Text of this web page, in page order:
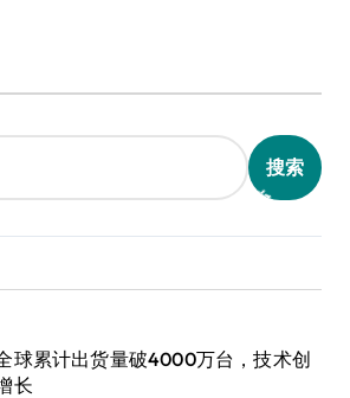
搜索
球累计出货量破4000万台，技术创
长